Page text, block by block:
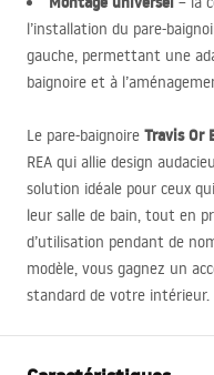
l’installation du pare-
gauche, permettant une
baignoire et à
Le pare-baignoire Travis Or
REA qui allie design
solution idéale pour ceux
leur salle de bain, tout en
d’utilisation pendant de
modèle, vous gagnez un
standard de votre intérieur.